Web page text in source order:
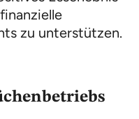
zu unterstützen.